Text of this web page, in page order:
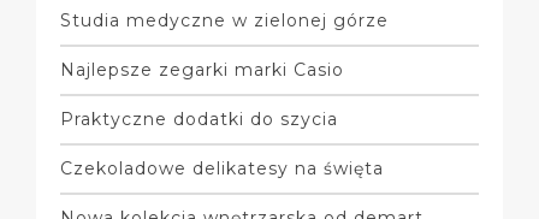
Studia medyczne w zielonej górze
Najlepsze zegarki marki Casio
Praktyczne dodatki do szycia
Czekoladowe delikatesy na święta